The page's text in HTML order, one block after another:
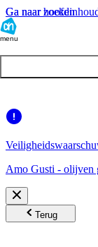
Ga naar
Ga naar zoeken
menu
Amo Gusti - olijven
Terug